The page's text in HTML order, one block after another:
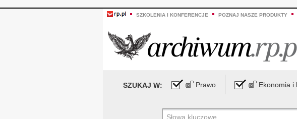
SZKOLENIA I KONFERENCJE POZNAJ NASZE PRODUKTY
SZUKAJ W: Prawo Ekonomia i